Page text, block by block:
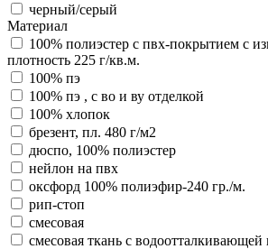
черный/серый
Материал
100% полиэстер с пвх-покрытием с
плотность 225 г/кв.м.
100% пэ
100% пэ , с во и ву отделкой
100% хлопок
брезент, пл. 480 г/м2
дюспо, 100% полиэстер
нейлон на пвх
оксфорд 100% полиэфир-240 гр./м.
рип-стоп
смесовая
смесовая ткань с водоотталкивающей